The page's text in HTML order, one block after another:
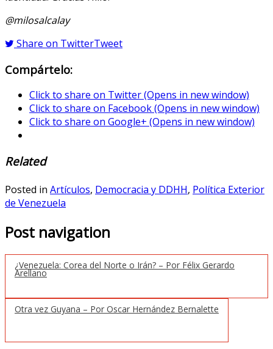
@milosalcalay
Share on TwitterTweet
Compártelo:
Click to share on Twitter (Opens in new window)
Click to share on Facebook (Opens in new window)
Click to share on Google+ (Opens in new window)
Related
Posted in Artículos, Democracia y DDHH, Política Exterior
de Venezuela
Post navigation
¿Venezuela: Corea del Norte o Irán? – Por Félix Gerardo
Arellano
Otra vez Guyana – Por Oscar Hernández Bernalette